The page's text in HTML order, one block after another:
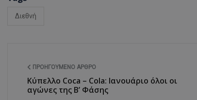
Διεθνή
ΠΡΟΗΓΟΎΜΕΝΟ ΆΡΘΡΟ
Κύπελλο Coca – Cola: Ιανουάριο όλοι οι
αγώνες της Β’ Φάσης